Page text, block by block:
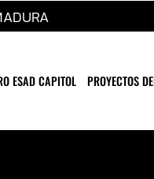
ESAD CAPITOL PROYECTOS